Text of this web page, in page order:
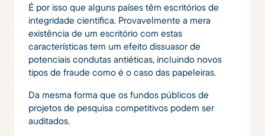
É por isso que alguns países têm escritórios de
integridade científica. Provavelmente a mera
existência de um escritório com estas
características tem um efeito dissuasor de
potenciais condutas antiéticas, incluindo novos
tipos de fraude como é o caso das papeleiras.
Da mesma forma que os fundos públicos de
projetos de pesquisa competitivos podem ser
auditados.